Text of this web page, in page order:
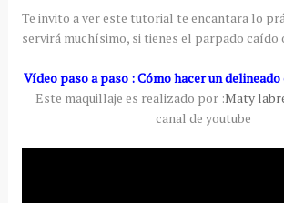
Te invito a ver este tutorial te encantara lo
servirá muchísimo, si tienes el parpado caído
Vídeo paso a paso : Cómo hacer un
Este maquillaje es realizado por :Maty
canal de youtube